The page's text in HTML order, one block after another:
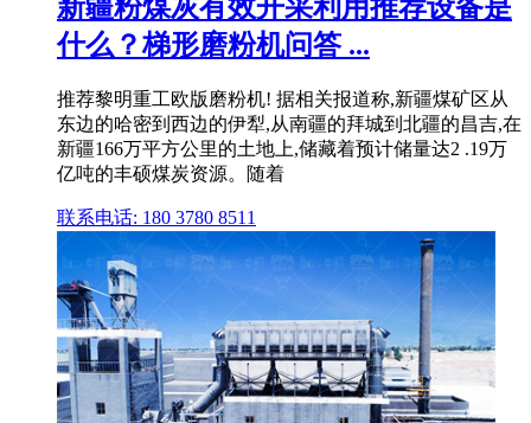
新疆粉煤灰有效开采利用推荐设备是
什么？梯形磨粉机问答 ...
推荐黎明重工欧版磨粉机! 据相关报道称,新疆煤矿区从
东边的哈密到西边的伊犁,从南疆的拜城到北疆的昌吉,在
新疆166万平方公里的土地上,储藏着预计储量达2 .19万
亿吨的丰硕煤炭资源。随着
联系电话: 180 3780 8511